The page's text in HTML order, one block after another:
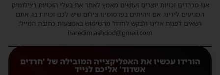
אנו מכבדים זכויות יוצרים ועושים מאמץ לאתר את בעלי הזכויות בצילומים
המגיעים לידינו. אם זיהיתים בפרסומינו צילום שיש לכם זכויות בו, אתם
רשאים לפנות אלינו ולבקש לחדול מהשימוש באמצעות כתובת המייל:
haredim.ashdod@gmail.com
הורידו עכשיו את האפליקצייה המובילה של 'חרדים
אשדוד' אליכם לנייד